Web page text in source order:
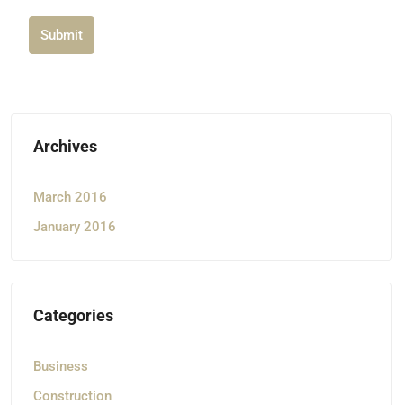
Submit
Archives
March 2016
January 2016
Categories
Business
Construction